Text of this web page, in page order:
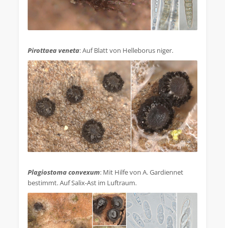
Pirottaea veneta: Auf Blatt von Helleborus niger.
Plagiostoma convexum: Mit Hilfe von A. Gardiennet
bestimmt. Auf Salix-Ast im Luftraum.